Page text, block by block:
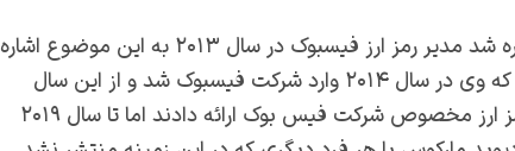
همان طور که اشاره شد مدیر رمز ارز فیسبوک در سال ۲۰۱۳ به این موضوع اشاره
کرده بود که علاقه به رمز ارزها مخصوصا بیت کوین دارد. با این که وی در سال ۲۰۱۴ وارد شرکت فیسبوک شد و از این سال
افراد همواره اشارات و حدس هایی را در مورد راه اندازی شدن رمز ارز مخصوص شرکت فیس بوک ارائه دادند اما تا سال ۲۰۱۹